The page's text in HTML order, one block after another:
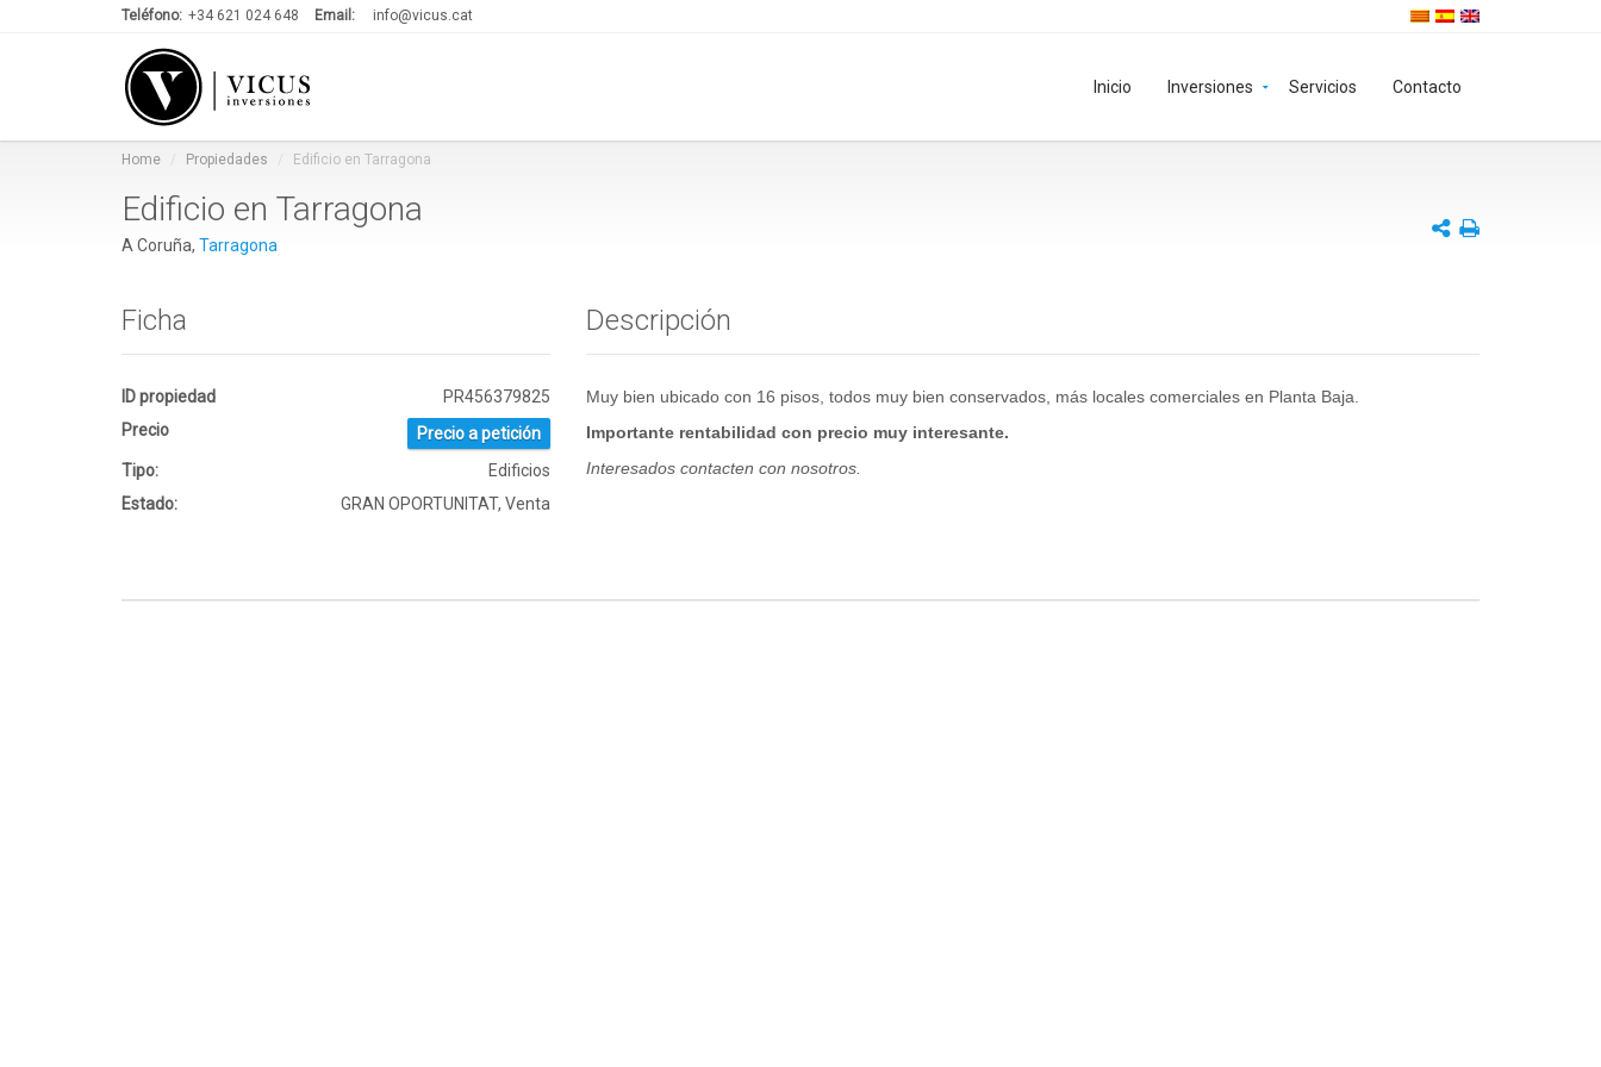
Teléfono: +34 621 024 648 Email: info@vicus.cat
Inicio Inversiones Servicios Contacto
Home Propiedades Edificio en Tarragona
Edificio en Tarragona
A Coruña, Tarragona
Ficha
ID propiedad
PR456379825
Precio
Precio a petición
Tipo:
Edificios
Estado:
GRAN OPORTUNITAT, Venta
Descripción
Muy bien ubicado con 16 pisos, todos muy bien conservados, más locales comerciales en Planta Baja.
Importante rentabilidad con precio muy interesante.
Interesados contacten con nosotros.